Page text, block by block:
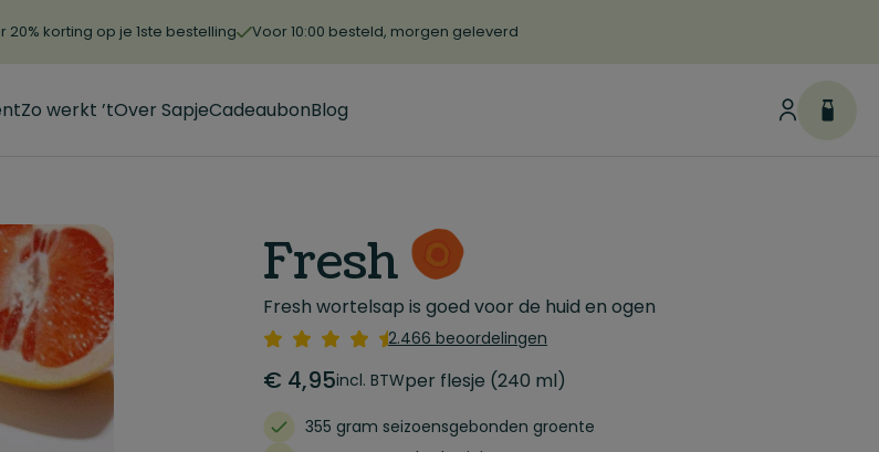
20% korting op je 1ste bestelling Voor 10:00 besteld, morgen geleverd
Zo werkt ’tOver SapjeCadeaubonBlog
Fresh
Fresh wortelsap is goed voor de huid en ogen
2.466 beoordelingen
€ 4,95incl. BTWper flesje (240 ml)
355 gram seizoensgebonden groente